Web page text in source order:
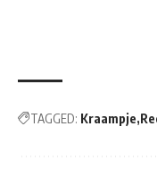
TAGGED: Kraampje